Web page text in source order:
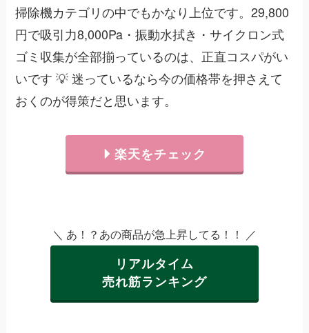
掃除機カテゴリの中でもかなり上位です。29,800
円で吸引力8,000Pa・振動水拭き・サイクロン式
ゴミ収集が全部揃っているのは、正直コスパがい
いです 💡 迷っているなら今の価格帯を押さえて
おくのが得策だと思います。
楽天をチェック
＼ あ！？あの商品が急上昇してる！！ ／
リアルタイム
売れ筋ランキング